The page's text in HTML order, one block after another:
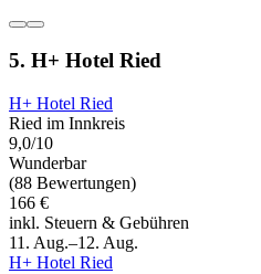
5. H+ Hotel Ried
H+ Hotel Ried
Ried im Innkreis
9,0/10
Wunderbar
(88 Bewertungen)
166 €
inkl. Steuern & Gebühren
11. Aug.–12. Aug.
H+ Hotel Ried